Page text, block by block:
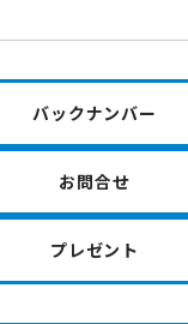
バックナンバー
お問合せ
プレゼント